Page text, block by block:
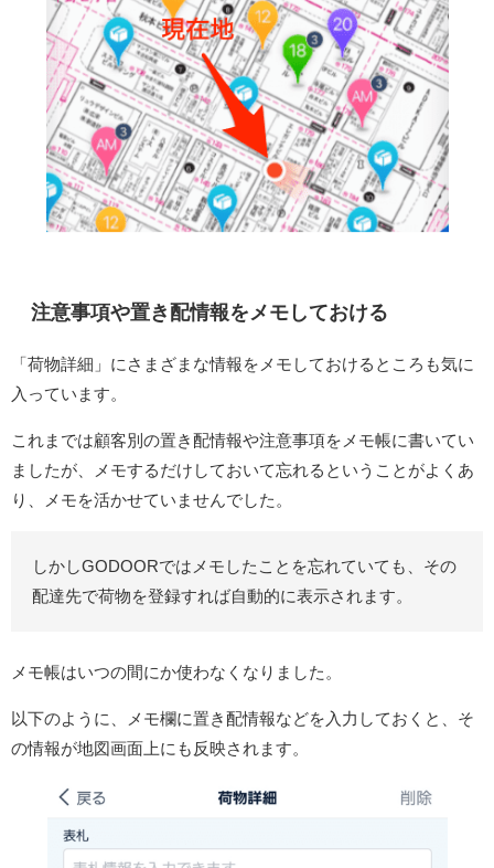
注意事項や置き配情報をメモしておける
「荷物詳細」にさまざまな情報をメモしておけるところも気に
入っています。
これまでは顧客別の置き配情報や注意事項をメモ帳に書いてい
ましたが、メモするだけしておいて忘れるということがよくあ
り、メモを活かせていませんでした。
しかしGODOORではメモしたことを忘れていても、その
配達先で荷物を登録すれば自動的に表示されます。
メモ帳はいつの間にか使わなくなりました。
以下のように、メモ欄に置き配情報などを入力しておくと、そ
の情報が地図画面上にも反映されます。